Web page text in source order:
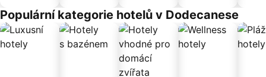
Populární kategorie hotelů v Dodecanese